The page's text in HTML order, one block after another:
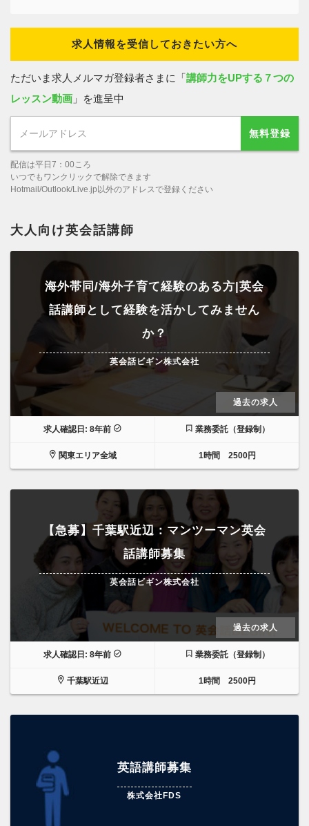
求人情報を受信しておきたい方へ
ただいま求人メルマガ登録者さまに「 講師力をUPする７つの
レッスン動画 」を進呈中
無料登録
配信は平日7：00ころ
いつでもワンクリックで解除できます
Hotmail/Outlook/Live.jp以外のアドレスで登録ください
大人向け英会話講師
海外帯同/海外子育て経験のある方|英会
話講師として経験を活かしてみません
か？
英会話ビギン株式会社
過去の求人
求人確認日: 8年前 業務委託（登録制）
関東エリア全域 1時間 2500円
【急募】千葉駅近辺：マンツーマン英会
話講師募集
英会話ビギン株式会社
過去の求人
求人確認日: 8年前 業務委託（登録制）
千葉駅近辺 1時間 2500円
英語講師募集
株式会社FDS